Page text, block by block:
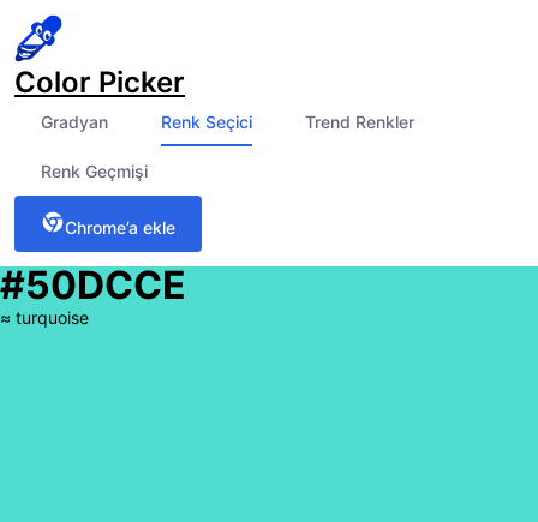
Color Picker
Gradyan Renk Seçici Trend Renkler
Renk Geçmişi
Chrome’a ekle
#50DCCE
≈ turquoise